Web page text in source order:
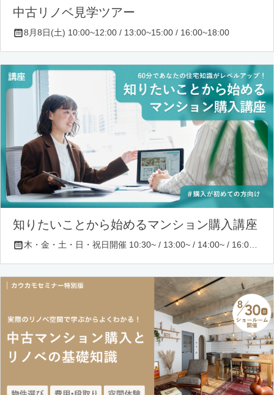
中古リノベ見学ツアー
8月8日(土) 10:00~12:00 / 13:00~15:00 / 16:00~18:00
知りたいことから始めるマンション購入講座
木・金・土・日・祝日開催 10:30~ / 13:00~ / 14:00~ / 16:00~ / 17:00~/ 18:30~/ 19:30~